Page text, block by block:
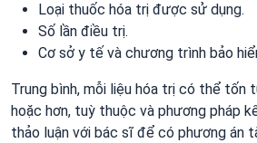
Loại thuốc hóa trị được sử dụng.
Số lần điều trị.
Cơ sở y tế và chương trình bảo
Trung bình, mỗi liệu hóa trị có thể tốn
hoặc hơn, tuỳ thuộc và phương pháp
thảo luận với bác sĩ để có phương án